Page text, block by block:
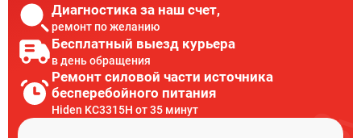
Диагностика за наш счет,
ремонт по желанию
Бесплатный выезд курьера
в день обращения
Ремонт силовой части источника
бесперебойного питания
Hiden KC3315H от 35 минут